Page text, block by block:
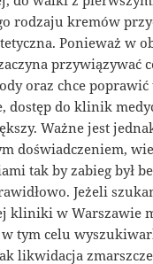
rodzaju kremów
Ponieważ w
przywiązywać
oraz chce poprawić
dostęp do klinik
Ważne jest
doświadczeniem,
tak by zabieg był
Jeżeli
kliniki w Warszawie
tym celu
likwidacja